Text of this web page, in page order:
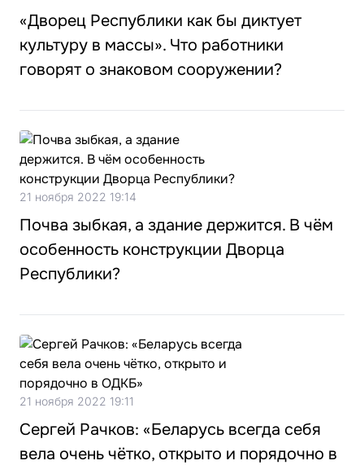
«Дворец Республики как бы диктует
культуру в массы». Что работники
говорят о знаковом сооружении?
21 ноября 2022 19:14
Почва зыбкая, а здание держится. В чём
особенность конструкции Дворца
Республики?
21 ноября 2022 19:11
Сергей Рачков: «Беларусь всегда себя
вела очень чётко, открыто и порядочно в